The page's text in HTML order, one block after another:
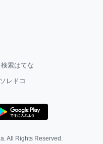
検索はてな
ソレドコ
. All Rights Reserved.